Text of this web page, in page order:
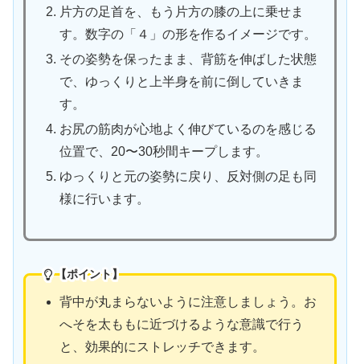
片方の足首を、もう片方の膝の上に乗せま
す。数字の「４」の形を作るイメージです。
その姿勢を保ったまま、背筋を伸ばした状態
で、ゆっくりと上半身を前に倒していきま
す。
お尻の筋肉が心地よく伸びているのを感じる
位置で、20〜30秒間キープします。
ゆっくりと元の姿勢に戻り、反対側の足も同
様に行います。
【ポイント】
背中が丸まらないように注意しましょう。お
へそを太ももに近づけるような意識で行う
と、効果的にストレッチできます。